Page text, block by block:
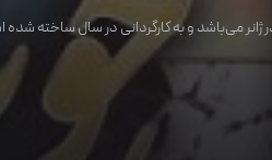
می‌باشد و به کارگردانی در سال ساخته شده